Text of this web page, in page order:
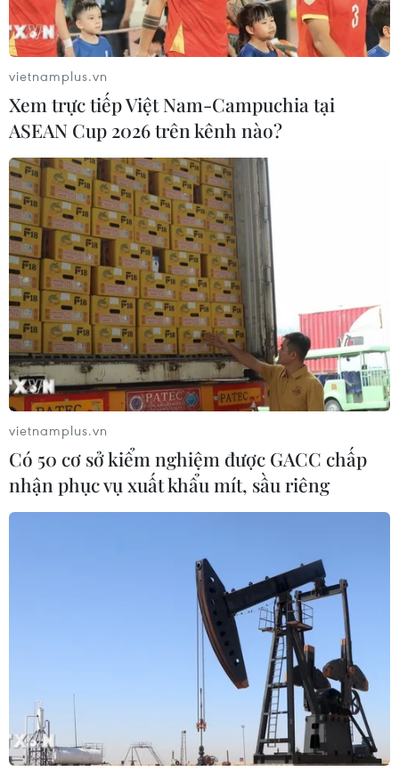
Khống chế thành công đám cháy tại Khu
công nghiệp Nhơn Trạch 6
11/05/2026 02:47
Liên quan đến vụ cháy xảy ra trưa 10/5 tại Khu công
nghiệp Nhơn Trạch 6, Công an thành phố Đồng Nai cho
biết, đến 21 giờ cùng ngày, lực lượng chức năng đã
khống chế được đám cháy.
Cháy dữ dội tại xưởng may trong
khu công nghiệp ở Đồng Nai
10/05/2026 13:17
Chiều 10/5, lực lượng chức năng đã khẩn trương khống
chế vụ cháy lớn xảy ra tại một xưởng dệt may trong khu
công nghiệp ở Đồng Nai.
vietnamplus.vn
Xem trực tiếp Việt Nam-Campuchia tại
ASEAN Cup 2026 trên kênh nào?
vietnamplus.vn
Có 50 cơ sở kiểm nghiệm được GACC chấp
nhận phục vụ xuất khẩu mít, sầu riêng